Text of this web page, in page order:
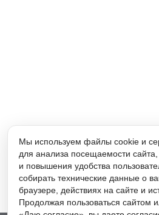
Мы используем файлы cookie и
для анализа посещаемости
и повышения удобства
собирать технические данные о
браузере, действиях на сайте и
Продолжая пользоваться сайтом